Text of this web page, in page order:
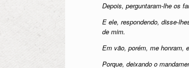
Depois, perguntaram-lhe os
E ele, respondendo, disse-
de mim.
Em vão, porém, me honram,
Porque, deixando o